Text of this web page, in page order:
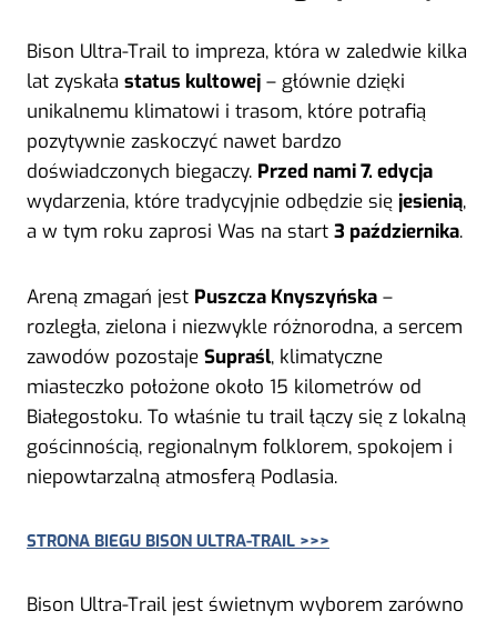
Bison Ultra-Trail to impreza, która w zaledwie kilka
lat zyskała status kultowej – głównie dzięki
unikalnemu klimatowi i trasom, które potrafią
pozytywnie zaskoczyć nawet bardzo
doświadczonych biegaczy. Przed nami 7. edycja
wydarzenia, które tradycyjnie odbędzie się jesienią,
a w tym roku zaprosi Was na start 3 października.
Areną zmagań jest Puszcza Knyszyńska –
rozległa, zielona i niezwykle różnorodna, a sercem
zawodów pozostaje Supraśl, klimatyczne
miasteczko położone około 15 kilometrów od
Białegostoku. To właśnie tu trail łączy się z lokalną
gościnnością, regionalnym folklorem, spokojem i
niepowtarzalną atmosferą Podlasia.
STRONA BIEGU BISON ULTRA-TRAIL >>>
Bison Ultra-Trail jest świetnym wyborem zarówno